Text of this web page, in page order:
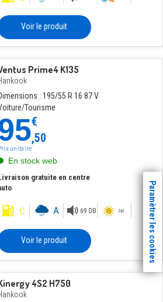
Voir le produit
Prime4 K135
: 195/55 R 16 87 V
Tourisme
€
,50
unitaire
En stock web
gratuite en centre
Voir le produit
4S2 H750
Paramètrer les cookies